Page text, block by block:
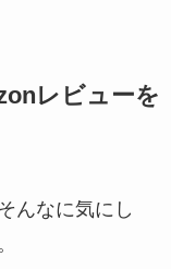
レビューを
んなに気にし